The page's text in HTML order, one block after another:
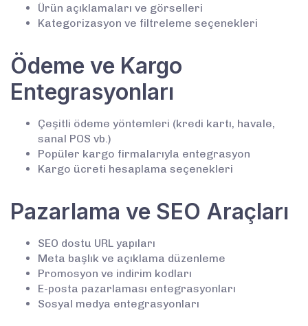
Ürün açıklamaları ve görselleri
Kategorizasyon ve filtreleme seçenekleri
Ödeme ve Kargo
Entegrasyonları
Çeşitli ödeme yöntemleri (kredi kartı, havale,
sanal POS vb.)
Popüler kargo firmalarıyla entegrasyon
Kargo ücreti hesaplama seçenekleri
Pazarlama ve SEO Araçları
SEO dostu URL yapıları
Meta başlık ve açıklama düzenleme
Promosyon ve indirim kodları
E-posta pazarlaması entegrasyonları
Sosyal medya entegrasyonları